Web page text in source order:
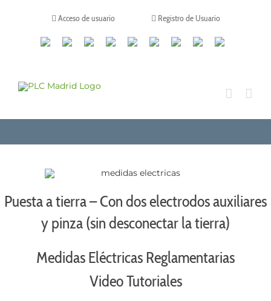
Acceso de usuario Registro de Usuario
CanalesLinkedinYoutubeTiktokFacebookInstagram
X TwitchContacto
Puesta a tierra – Con dos electrodos auxiliares
y pinza (sin desconectar la tierra)
Medidas Eléctricas Reglamentarias
Video Tutoriales